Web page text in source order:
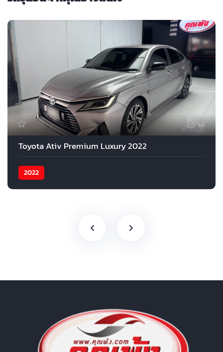
14
Toyota Ativ Premium Luxury 2022
2022